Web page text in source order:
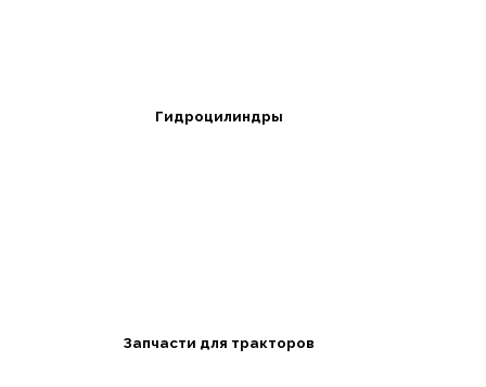
Гидроцилиндры
Запчасти для тракторов